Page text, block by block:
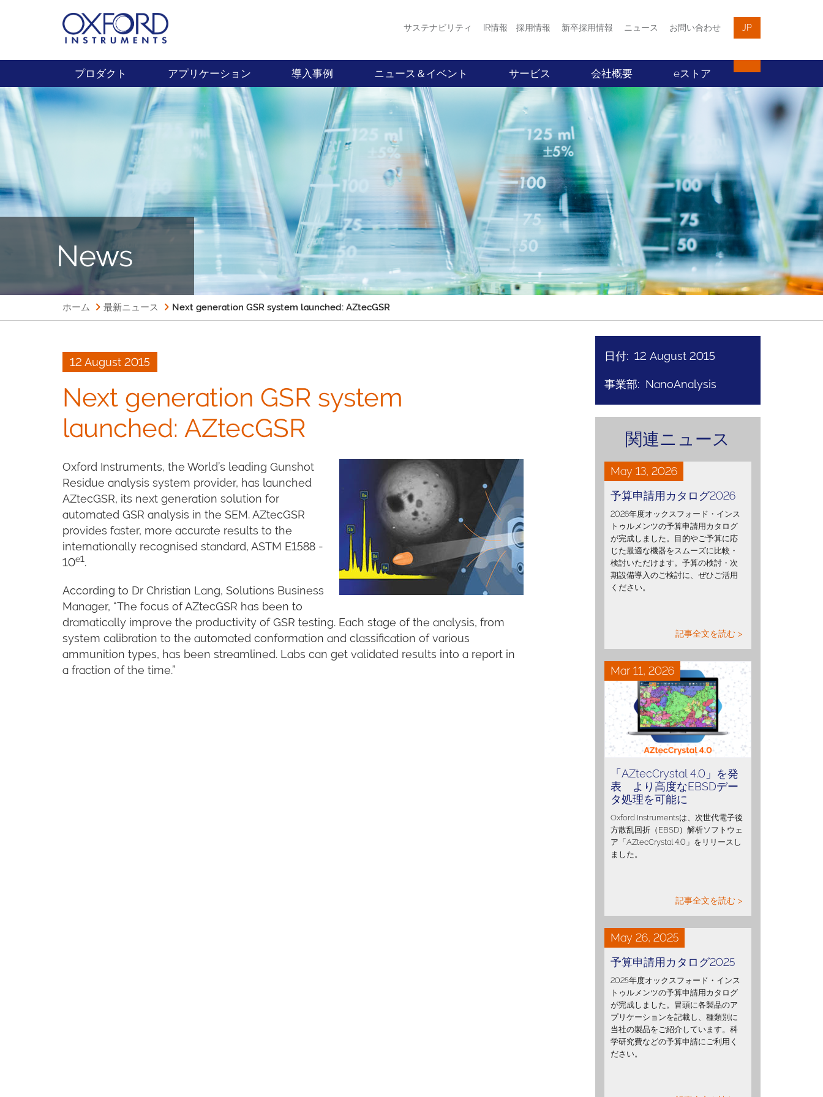
サステナビリティ IR情報 採用情報 新卒採用情報 ニュース お問い合わせ JP
プロダクト アプリケーション 導入事例 ニュース＆イベント サービス 会社概要 eストア
News
ホーム 最新ニュース Next generation GSR system launched: AZtecGSR
12 August 2015
Next generation GSR system
launched: AZtecGSR
Oxford Instruments, the World’s leading Gunshot
Residue analysis system provider, has launched
AZtecGSR, its next generation solution for
automated GSR analysis in the SEM. AZtecGSR
provides faster, more accurate results to the
internationally recognised standard, ASTM E1588 -
10e1.
According to Dr Christian Lang, Solutions Business
Manager, “The focus of AZtecGSR has been to
dramatically improve the productivity of GSR testing. Each stage of the analysis, from
system calibration to the automated conformation and classification of various
ammunition types, has been streamlined. Labs can get validated results into a report in
a fraction of the time.”
日付: 12 August 2015
事業部: NanoAnalysis
関連ニュース
May 13, 2026
予算申請用カタログ2026
2026年度オックスフォード・インス
トゥルメンツの予算申請用カタログ
が完成しました。目的やご予算に応
じた最適な機器をスムーズに比較・
検討いただけます。予算の検討・次
期設備導入のご検討に、ぜひご活用
ください。
記事全文を読む >
Mar 11, 2026
「AZtecCrystal 4.0」を発
表 より高度なEBSDデー
タ処理を可能に
Oxford Instrumentsは、次世代電子後
方散乱回折（EBSD）解析ソフトウェ
ア「AZtecCrystal 4.0」をリリースし
ました。
記事全文を読む >
May 26, 2025
予算申請用カタログ2025
2025年度オックスフォード・インス
トゥルメンツの予算申請用カタログ
が完成しました。冒頭に各製品のア
プリケーションを記載し、種類別に
当社の製品をご紹介しています。科
学研究費などの予算申請にご利用く
ださい。